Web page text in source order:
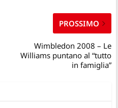
PROSSIMO
Wimbledon 2008 – Le
Williams puntano al “tutto
in famiglia”